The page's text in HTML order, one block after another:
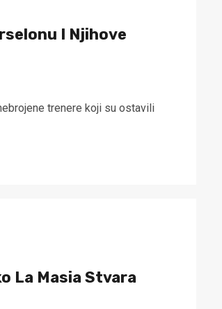
I Njihove
trenere koji su ostavili
La Masia Stvara